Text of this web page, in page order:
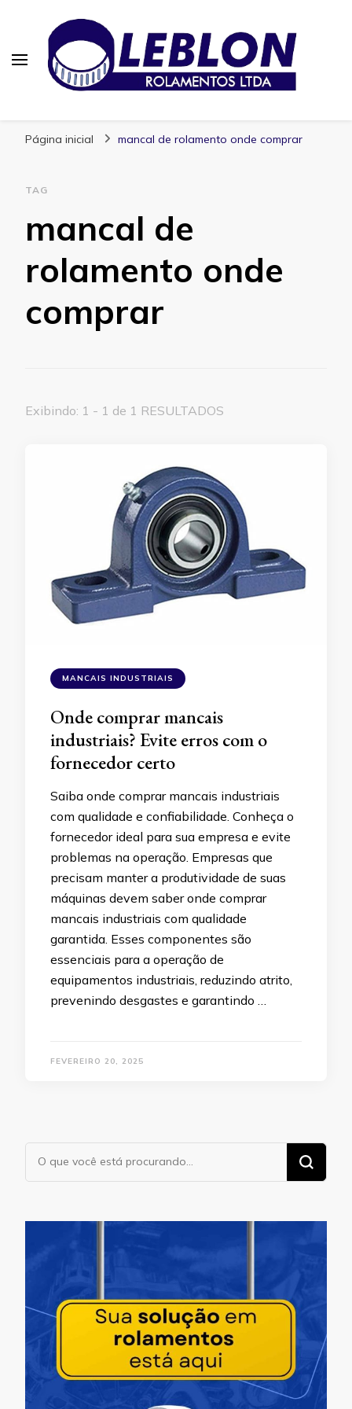
Página inicial mancal de rolamento onde comprar
TAG
mancal de
rolamento onde
comprar
Exibindo: 1 - 1 de 1 RESULTADOS
MANCAIS INDUSTRIAIS
Onde comprar mancais
industriais? Evite erros com o
fornecedor certo
Saiba onde comprar mancais industriais
com qualidade e confiabilidade. Conheça o
fornecedor ideal para sua empresa e evite
problemas na operação. Empresas que
precisam manter a produtividade de suas
máquinas devem saber onde comprar
mancais industriais com qualidade
garantida. Esses componentes são
essenciais para a operação de
equipamentos industriais, reduzindo atrito,
prevenindo desgastes e garantindo …
FEVEREIRO 20, 2025
Procurando
algo?